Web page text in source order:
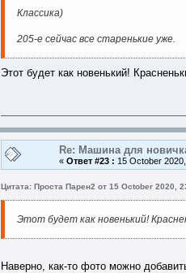
Классика)
205-е сейчас все старенькие уже.
Этот будет как новенький!
Re: Машина для
« Ответ #23 : 15 October
Цитата: Проста Парен2 от 15 October 2020,
Этот будет как новенький!
Наверно, как-то фото можно